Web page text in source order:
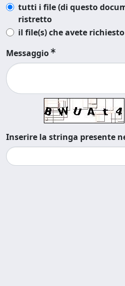
tutti i file (di questo
ristretto
il file(s) che avete richiesto
Messaggio
Inserire la stringa presente